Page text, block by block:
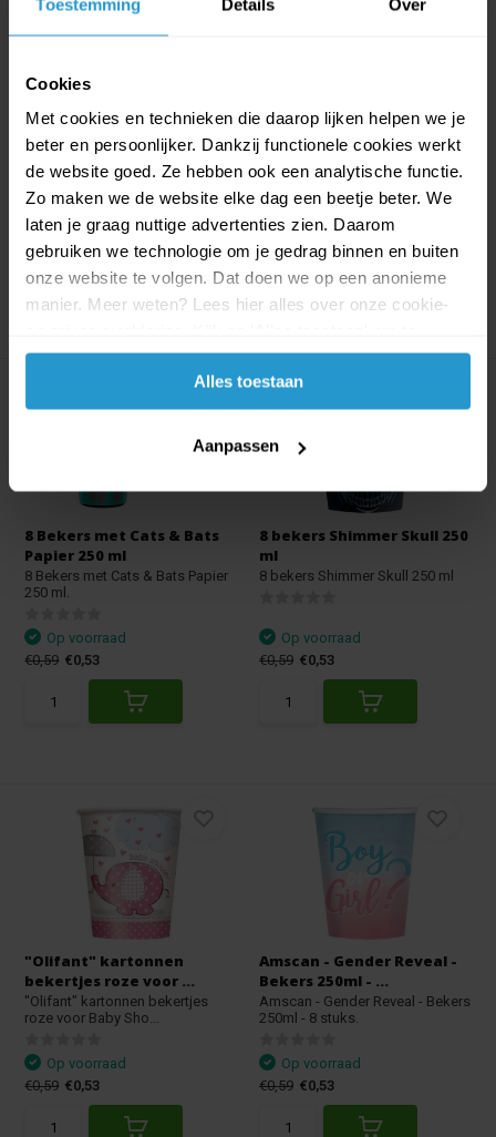
Toestemming Details Over
Cookies
Met cookies en technieken die daarop lijken helpen we je
beter en persoonlijker. Dankzij functionele cookies werkt
de website goed. Ze hebben ook een analytische functie.
Zo maken we de website elke dag een beetje beter. We
laten je graag nuttige advertenties zien. Daarom
gebruiken we technologie om je gedrag binnen en buiten
onze website te volgen. Dat doen we op een anonieme
manier. Meer weten? Lees hier alles over onze cookie-
accepteren.
Alles toestaan
Aanpassen
Set 8 kartonnen bekertjes
| Jungle
Go crazy met je party decoratie!
Deze bekers met...
€0,59 €0,53
Amscan kartonnen bekers
Shimmer & Shine...
Deze set heeft de officiële
Shimmer & Shine lice...
Op voorraad
€0,89 €0,80
8 Bekers met Cats & Bats
Papier 250 ml
8 Bekers met Cats & Bats Papier
250 ml.
Op voorraad
€0,59 €0,53
8 bekers Shimmer Skull 250
ml
8 bekers Shimmer Skull 250 ml
Op voorraad
€0,59 €0,53
"Olifant" kartonnen
bekertjes roze voor ...
"Olifant" kartonnen bekertjes
roze voor Baby Sho...
Op voorraad
€0,59 €0,53
Amscan - Gender Reveal -
Bekers 250ml - ...
Amscan - Gender Reveal - Bekers
250ml - 8 stuks.
Op voorraad
€0,59 €0,53